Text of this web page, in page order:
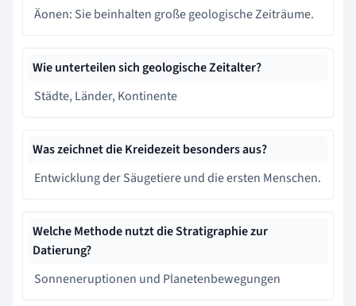
Äonen: Sie beinhalten große geologische Zeiträume.
Wie unterteilen sich geologische Zeitalter?
Städte, Länder, Kontinente
Was zeichnet die Kreidezeit besonders aus?
Entwicklung der Säugetiere und die ersten Menschen.
Welche Methode nutzt die Stratigraphie zur
Datierung?
Sonneneruptionen und Planetenbewegungen